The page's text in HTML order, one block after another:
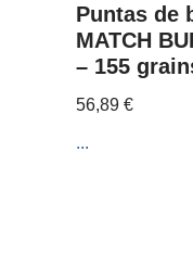
Puntas de
MATCH
– 155
56,89 €
...